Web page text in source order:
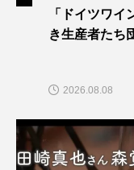
「ドイツワ
き生産者たち
2026.08.08